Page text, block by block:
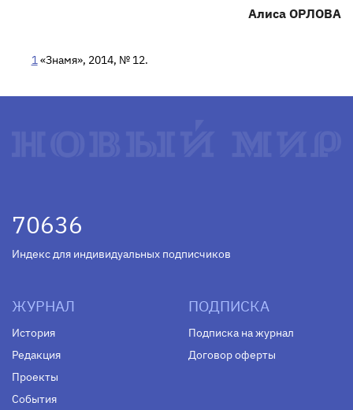
Алиса ОРЛОВА
1«Знамя», 2014, № 12.
70636
Индекс для индивидуальных подписчиков
ЖУРНАЛ
История
Редакция
Проекты
События
ПОДПИСКА
Подписка на журнал
Договор оферты